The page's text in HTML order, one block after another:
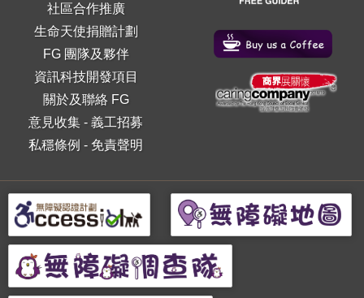
社區合作推廣
生命天使捐贈計劃
FG 團隊及夥伴
資訊科技開發項目
關於及聯絡 FG
意見收集 -義工招募
私穩條例 - 免責聲明